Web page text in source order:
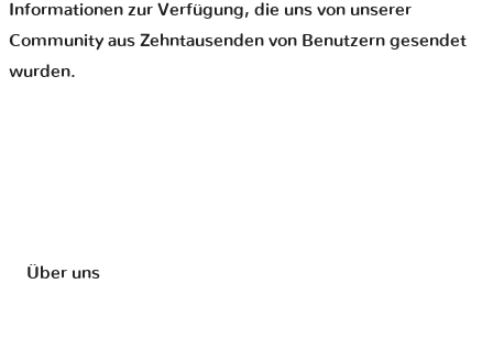
Informationen zur Verfügung, die uns von unserer
Community aus Zehntausenden von Benutzern gesendet
wurden.
Über uns